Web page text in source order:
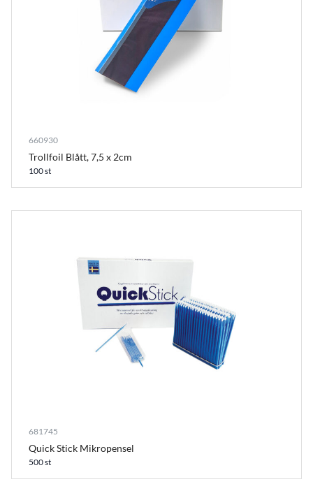
660930
Trollfoil Blått, 7,5 x 2cm
100 st
681745
Quick Stick Mikropensel
500 st